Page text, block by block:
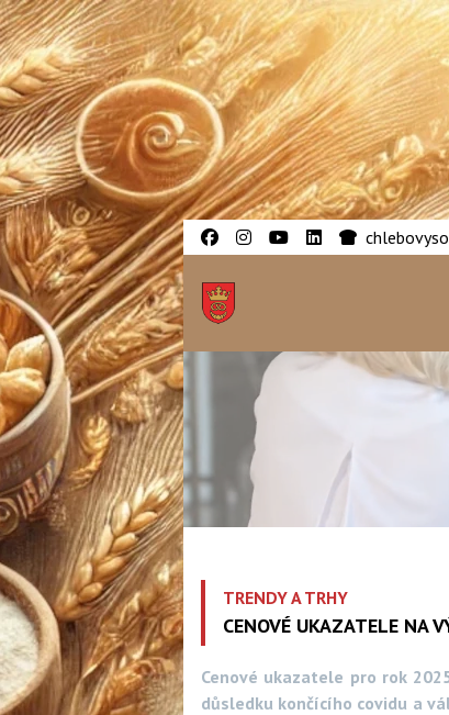
TRENDY A TRHY
CENOVÉ UKAZATELE NA
Cenové ukazatele pro rok
důsledku končícího covidu a